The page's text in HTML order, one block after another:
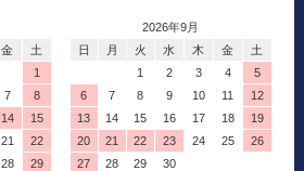
金
土
1
7
8
14
15
21
22
28
29
2026年9月
日
月 火 水 木 金
土
1
2 3 4
5
6
7 8 9 10 11
12
13
14 15 16 17 18
19
20
21 22 23 24 25
26
27
28 29
30